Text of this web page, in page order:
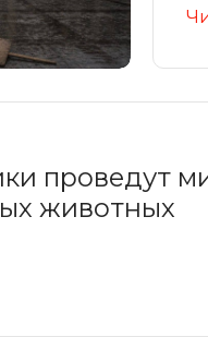
проведут
животных